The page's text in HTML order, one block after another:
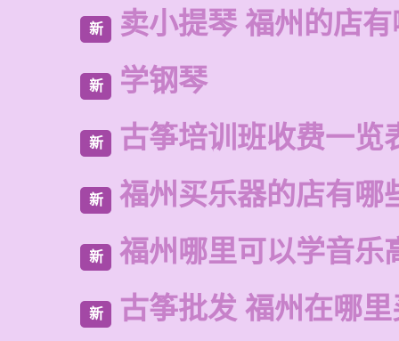
新 卖小提琴 福州的店
新 学钢琴
新 古筝培训班收费一览
新 福州买乐器的店有哪
新 福州哪里可以学音乐
新 古筝批发 福州在哪